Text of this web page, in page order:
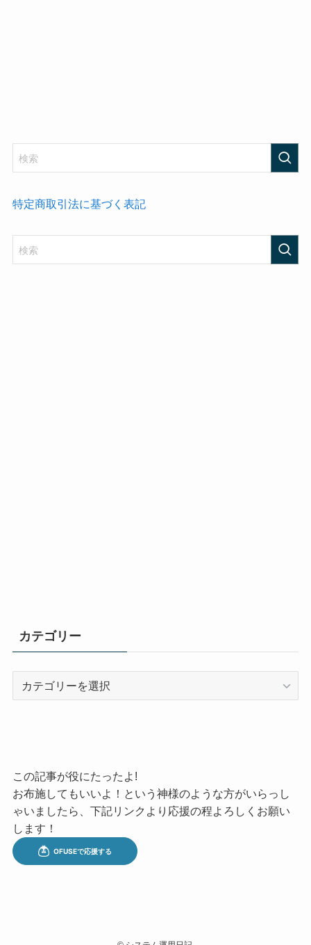
特定商取引法に基づく表記
カテゴリー
この記事が役にたったよ!
お布施してもいいよ！という神様のような方がいらっし
ゃいましたら、下記リンクより応援の程よろしくお願い
します！